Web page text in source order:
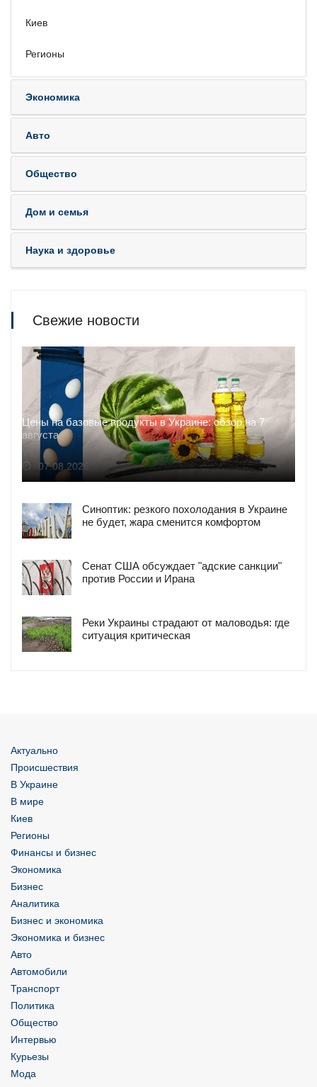
Киев
Регионы
Экономика
Авто
Общество
Дом и семья
Наука и здоровье
Свежие новости
Цены на базовые продукты в Украине: обзор на 7
августа
07.08.2026
Синоптик: резкого похолодания в Украине
не будет, жара сменится комфортом
Сенат США обсуждает "адские санкции"
против России и Ирана
Реки Украины страдают от маловодья: где
ситуация критическая
Актуально
Происшествия
В Украине
В мире
Киев
Регионы
Финансы и бизнес
Экономика
Бизнес
Аналитика
Бизнес и экономика
Экономика и бизнес
Авто
Автомобили
Транспорт
Политика
Общество
Интервью
Курьезы
Мода